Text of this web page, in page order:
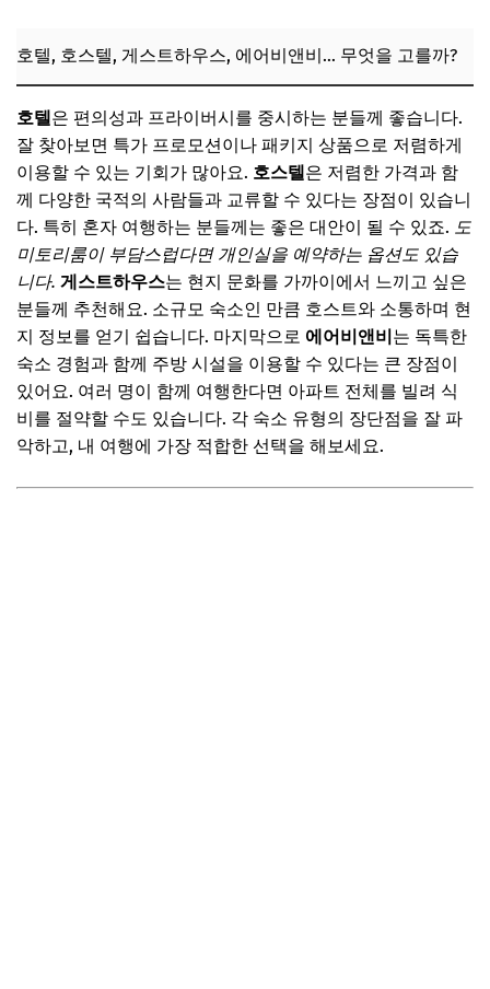
호텔, 호스텔, 게스트하우스, 에어비앤비… 무엇을 고를까?
호텔은 편의성과 프라이버시를 중시하는 분들께 좋습니다.
잘 찾아보면 특가 프로모션이나 패키지 상품으로 저렴하게
이용할 수 있는 기회가 많아요. 호스텔은 저렴한 가격과 함
께 다양한 국적의 사람들과 교류할 수 있다는 장점이 있습니
다. 특히 혼자 여행하는 분들께는 좋은 대안이 될 수 있죠. 도
미토리룸이 부담스럽다면 개인실을 예약하는 옵션도 있습
니다. 게스트하우스는 현지 문화를 가까이에서 느끼고 싶은
분들께 추천해요. 소규모 숙소인 만큼 호스트와 소통하며 현
지 정보를 얻기 쉽습니다. 마지막으로 에어비앤비는 독특한
숙소 경험과 함께 주방 시설을 이용할 수 있다는 큰 장점이
있어요. 여러 명이 함께 여행한다면 아파트 전체를 빌려 식
비를 절약할 수도 있습니다. 각 숙소 유형의 장단점을 잘 파
악하고, 내 여행에 가장 적합한 선택을 해보세요.